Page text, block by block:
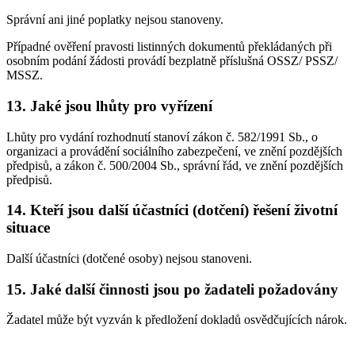
Správní ani jiné poplatky nejsou stanoveny.
Případné ověření pravosti listinných dokumentů překládaných při
osobním podání žádosti provádí bezplatně příslušná OSSZ/ PSSZ/
MSSZ.
13. Jaké jsou lhůty pro vyřízení
Lhůty pro vydání rozhodnutí stanoví zákon č. 582/1991 Sb., o
organizaci a provádění sociálního zabezpečení, ve znění pozdějších
předpisů, a zákon č. 500/2004 Sb., správní řád, ve znění pozdějších
předpisů.
14. Kteří jsou další účastníci (dotčení) řešení životní
situace
Další účastníci (dotčené osoby) nejsou stanoveni.
15. Jaké další činnosti jsou po žadateli požadovány
Žadatel může být vyzván k předložení dokladů osvědčujících nárok.